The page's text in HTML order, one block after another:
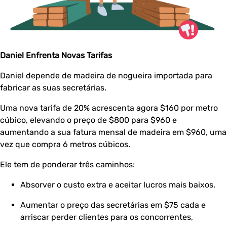
Daniel Enfrenta Novas Tarifas
Daniel depende de madeira de nogueira importada para
fabricar as suas secretárias.
Uma nova tarifa de 20% acrescenta agora $160 por metro
cúbico, elevando o preço de $800 para $960 e
aumentando a sua fatura mensal de madeira em $960, uma
vez que compra 6 metros cúbicos.
Ele tem de ponderar três caminhos:
Absorver o custo extra e aceitar lucros mais baixos,
Aumentar o preço das secretárias em $75 cada e
arriscar perder clientes para os concorrentes,